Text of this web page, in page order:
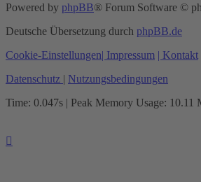
Powered by phpBB® Forum Software ©
Deutsche Übersetzung durch phpBB.de
Cookie-Einstellungen| Impressum | Kontakt
Datenschutz | Nutzungsbedingungen
Time: 0.047s | Peak Memory Usage: